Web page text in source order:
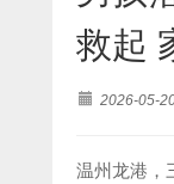
救起
2026-05-
温州龙港，